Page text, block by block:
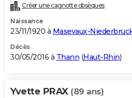
Créer une cagnotte obsèques
Naissance
23/11/1920 à Masevaux-
Décès
30/05/2016 à Thann (Haut-Rhin)
Yvette PRAX (89 ans)